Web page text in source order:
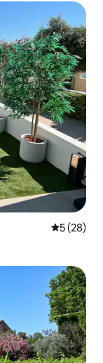
Μέση
5 (28)